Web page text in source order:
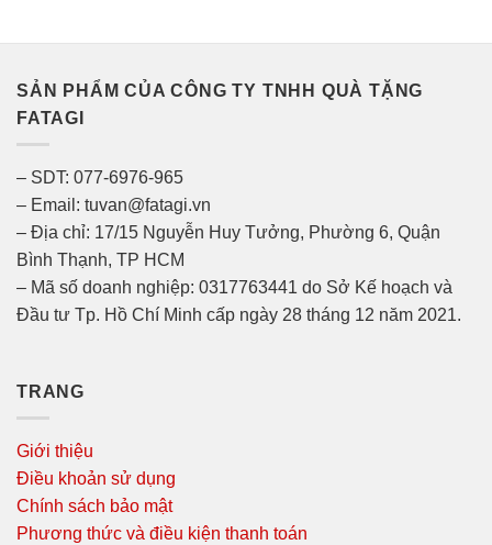
SẢN PHẨM CỦA CÔNG TY TNHH QUÀ TẶNG
FATAGI
– SDT: 077-6976-965
– Email: tuvan@fatagi.vn
– Địa chỉ: 17/15 Nguyễn Huy Tưởng, Phường 6, Quận
Bình Thạnh, TP HCM
– Mã số doanh nghiệp: 0317763441 do Sở Kế hoạch và
Đầu tư Tp. Hồ Chí Minh cấp ngày 28 tháng 12 năm 2021.
TRANG
Giới thiệu
Điều khoản sử dụng
Chính sách bảo mật
Phương thức và điều kiện thanh toán